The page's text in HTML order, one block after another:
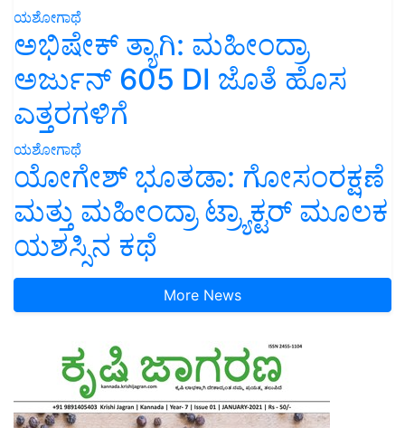
ಯಶೋಗಾಥೆ
ಅಭಿಷೇಕ್ ತ್ಯಾಗಿ: ಮಹೀಂದ್ರಾ
ಅರ್ಜುನ್ 605 DI ಜೊತೆ ಹೊಸ
ಎತ್ತರಗಳಿಗೆ
ಯಶೋಗಾಥೆ
ಯೋಗೇಶ್ ಭೂತಡಾ: ಗೋಸಂರಕ್ಷಣೆ
ಮತ್ತು ಮಹೀಂದ್ರಾ ಟ್ರ್ಯಾಕ್ಟರ್ ಮೂಲಕ
ಯಶಸ್ಸಿನ ಕಥೆ
More News